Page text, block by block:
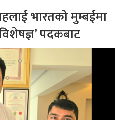
भारतको मुम्बईमा
पदकबाट